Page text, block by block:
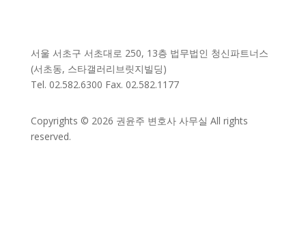
서울 서초구 서초대로 250, 13층 법무법인 청신파트너스
(서초동, 스타갤러리브릿지빌딩)
Tel. 02.582.6300 Fax. 02.582.1177
Copyrights © 2026 권윤주 변호사 사무실 All rights
reserved.